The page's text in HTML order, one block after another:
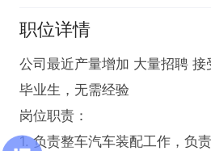
职位详情
公司最近产量增加 大量招聘 接
毕业生，无需经验
岗位职责：
1. 负责整车汽车装配工作，负